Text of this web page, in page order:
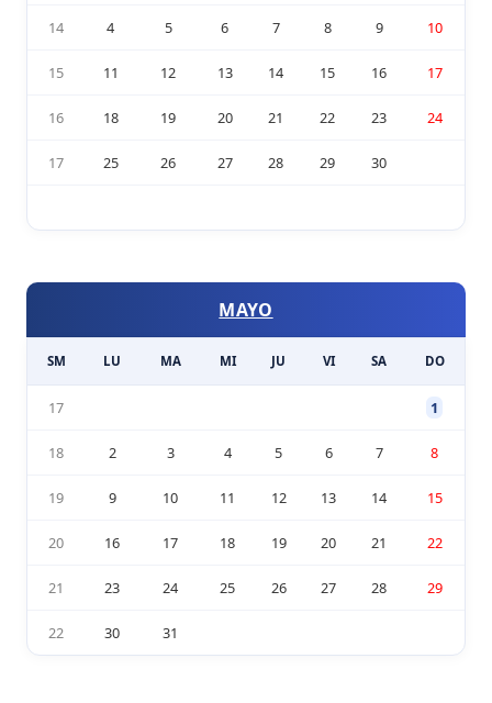
14 4 5 6 7 8 9 10
15 11 12 13 14 15 16 17
16 18 19 20 21 22 23 24
17 25 26 27 28 29 30
MAYO
SM LU MA MI JU VI SA DO
17 1
18 2 3 4 5 6 7 8
19 9 10 11 12 13 14 15
20 16 17 18 19 20 21 22
21 23 24 25 26 27 28 29
22 30 31